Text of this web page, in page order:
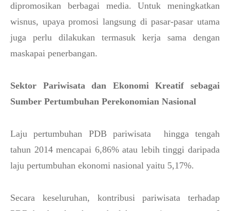
dipromosikan berbagai media. Untuk meningkatkan
wisnus, upaya promosi langsung di pasar-pasar utama
juga perlu dilakukan termasuk kerja sama dengan
maskapai penerbangan.
Sektor Pariwisata dan Ekonomi Kreatif sebagai
Sumber Pertumbuhan Perekonomian Nasional
Laju pertumbuhan PDB pariwisata hingga tengah
tahun 2014 mencapai 6,86% atau lebih tinggi daripada
laju pertumbuhan ekonomi nasional yaitu 5,17%.
Secara keseluruhan, kontribusi pariwisata terhadap